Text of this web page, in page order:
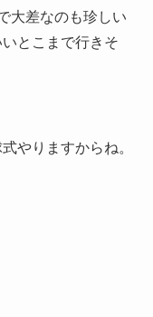
大差なのも珍しい
とこまで行きそ
やりますからね。